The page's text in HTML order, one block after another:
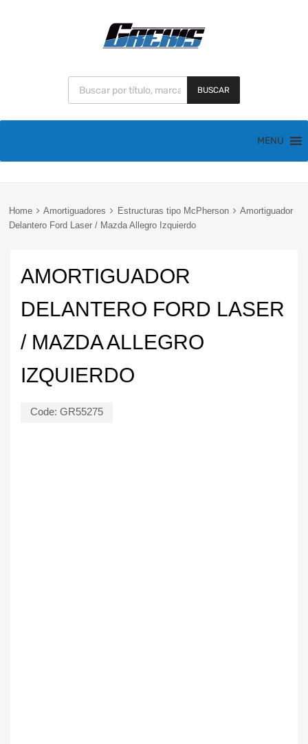
BUSCAR
MENU
Home Amortiguadores Estructuras tipo McPherson
Amortiguador
Delantero Ford Laser / Mazda Allegro Izquierdo
AMORTIGUADOR
DELANTERO FORD LASER
/ MAZDA ALLEGRO
IZQUIERDO
Code: GR55275